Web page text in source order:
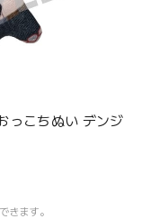
っこちぬい デンジ
きます。